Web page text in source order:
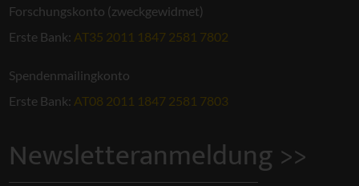
Forschungskonto (zweckgewidmet)
Erste Bank: AT35 2011 1847 2581 7802
Spendenmailingkonto
Erste Bank: AT08 2011 1847 2581 7803
Newsletteranmeldung >>